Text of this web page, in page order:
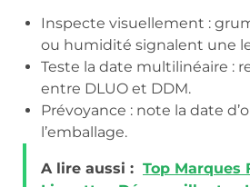
Inspecte visuellement :
ou humidité signalent une
Teste la date multilinéaire :
entre DLUO et DDM.
Prévoyance : note la date
l’emballage.
A lire aussi : Top Marques